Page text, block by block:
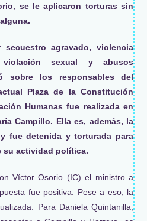
se le aplicaron torturas sin
agravado, violencia
sexual y abusos
sobre los responsables del
Plaza de la Constitución
Humanas fue realizada en
Campillo. Ella es, además, la
fue detenida y torturada para
su actividad política.
Víctor Osorio (IC) el ministro a
fue positiva. Pese a eso, la
Para Daniela Quintanilla,